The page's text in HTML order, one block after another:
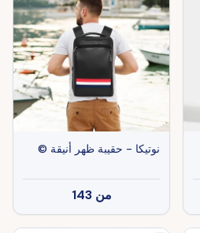
نوتيكا - حقيبة ظهر أنيقة ©
من 143